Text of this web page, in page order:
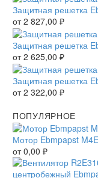
Защитная решетка
от2 827,00 ₽
Защитная решетка
от2 625,00 ₽
Защитная решетка
от2 322,00 ₽
ПОПУЛЯРНОЕ
Мотор Ebmpapst
от0,00 ₽